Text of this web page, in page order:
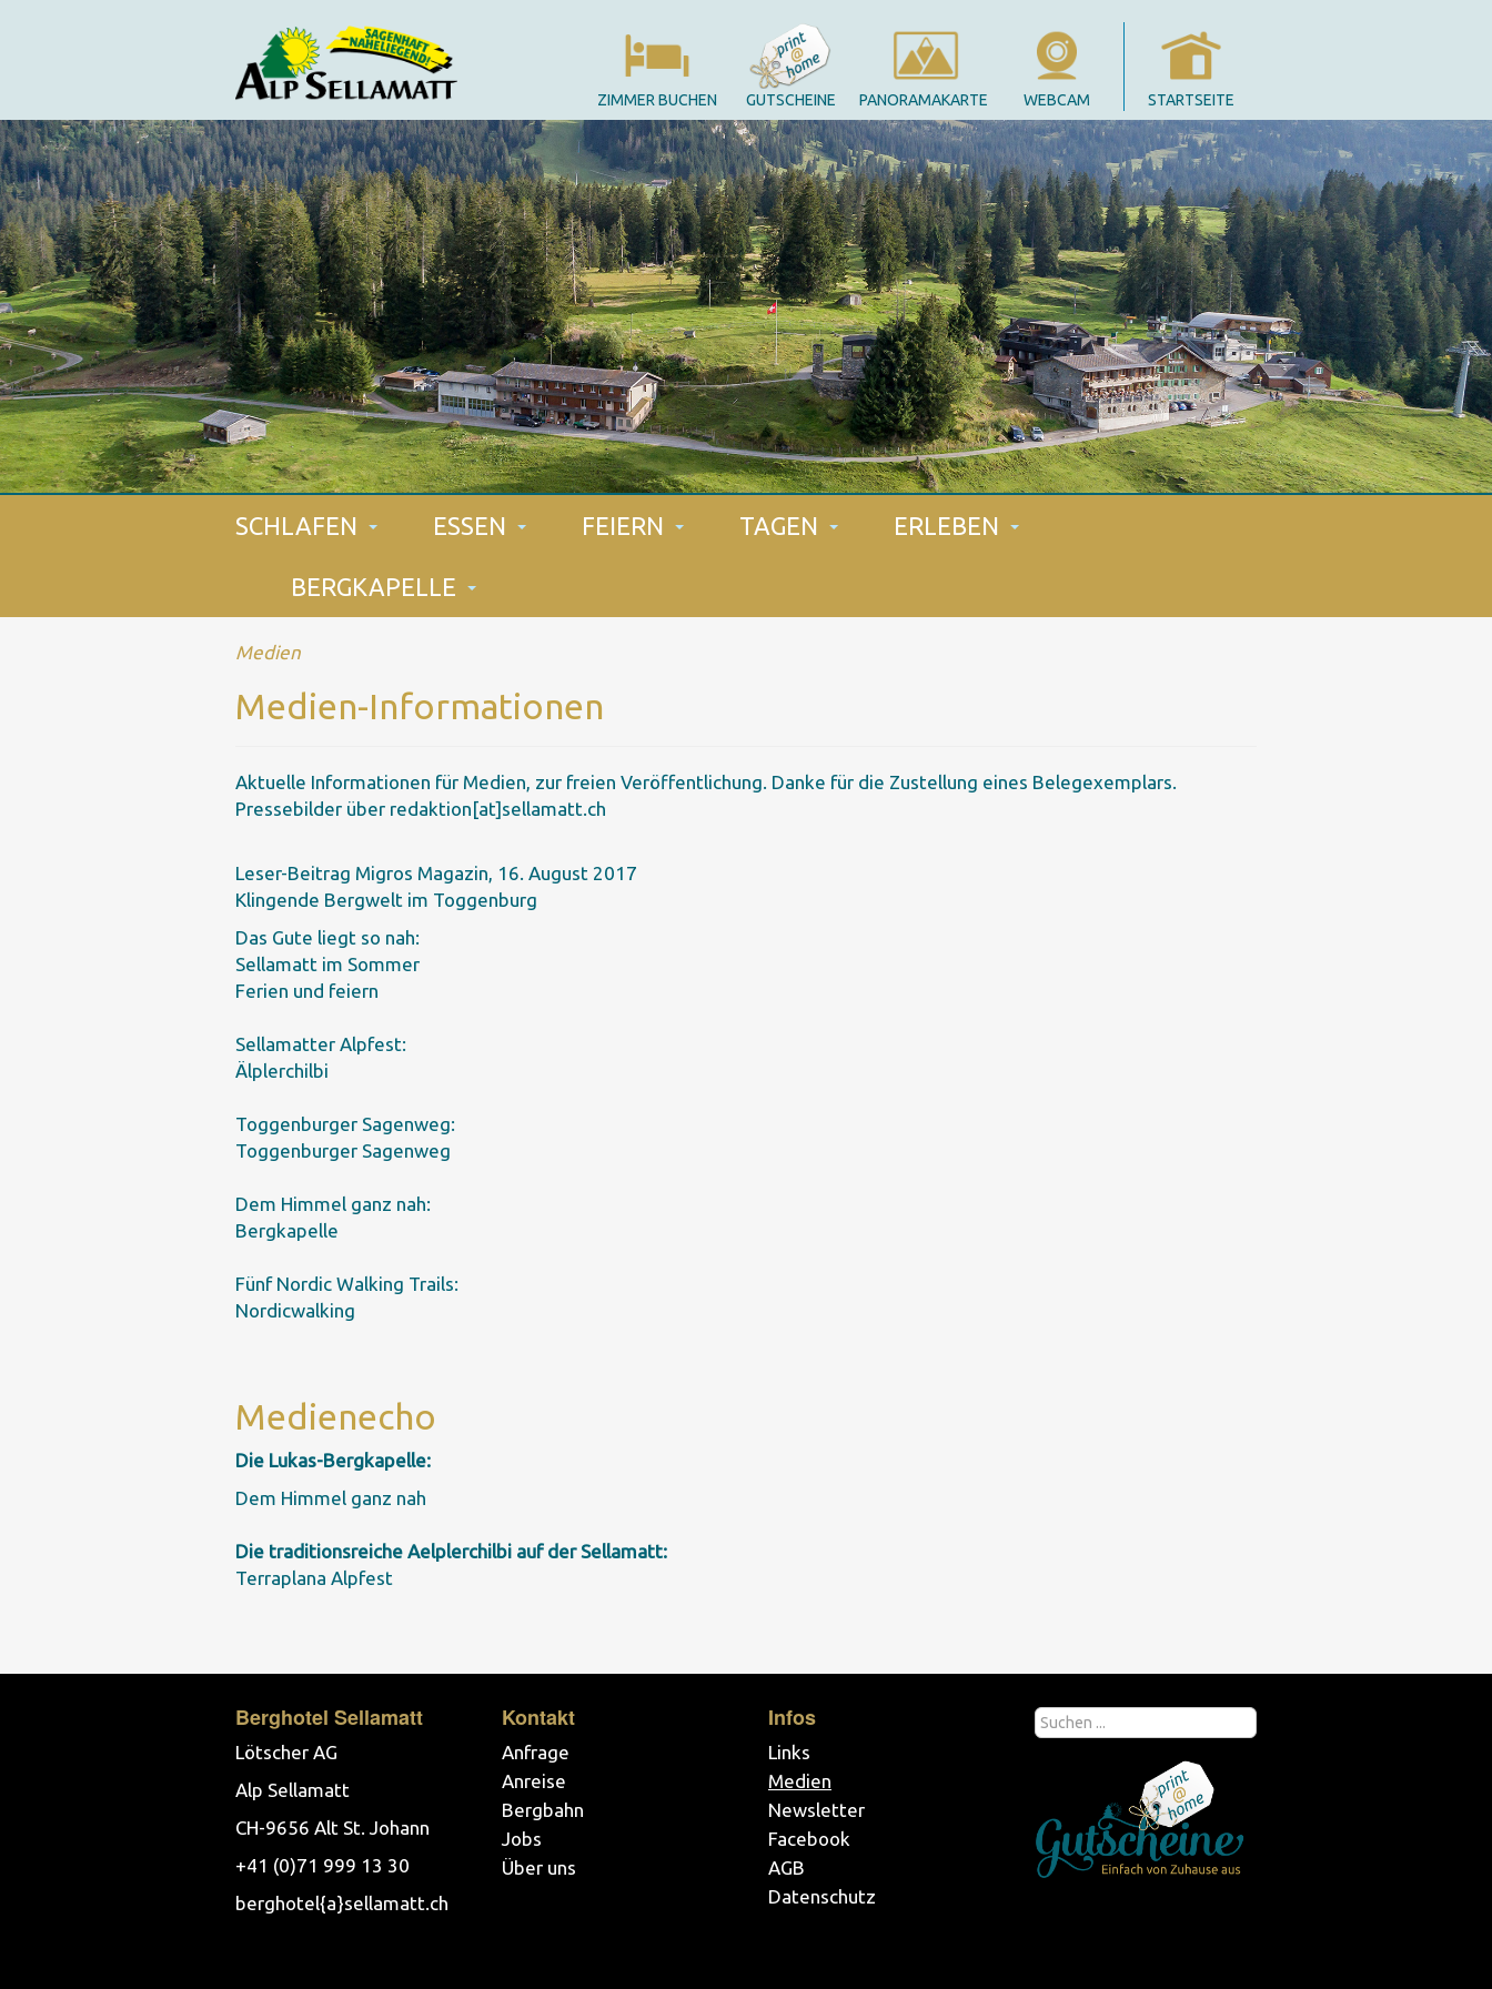
ZIMMER BUCHEN GUTSCHEINE PANORAMAKARTE WEBCAM STARTSEITE
SCHLAFEN ESSEN FEIERN TAGEN ERLEBEN
BERGKAPELLE
Medien
Medien-Informationen
Aktuelle Informationen für Medien, zur freien Veröffentlichung. Danke für die Zustellung eines Belegexemplars.
Pressebilder über redaktion[at]sellamatt.ch
Leser-Beitrag Migros Magazin, 16. August 2017
Klingende Bergwelt im Toggenburg
Das Gute liegt so nah:
Sellamatt im Sommer
Ferien und feiern
Sellamatter Alpfest:
Älplerchilbi
Toggenburger Sagenweg:
Toggenburger Sagenweg
Dem Himmel ganz nah:
Bergkapelle
Fünf Nordic Walking Trails:
Nordicwalking
Medienecho
Die Lukas-Bergkapelle:
Dem Himmel ganz nah
Die traditionsreiche Aelplerchilbi auf der Sellamatt:
Terraplana Alpfest
Berghotel Sellamatt
Lötscher AG
Alp Sellamatt
CH-9656 Alt St. Johann
+41 (0)71 999 13 30
berghotel{a}sellamatt.ch
Kontakt
Anfrage
Anreise
Bergbahn
Jobs
Über uns
Infos
Links
Medien
Newsletter
Facebook
AGB
Datenschutz